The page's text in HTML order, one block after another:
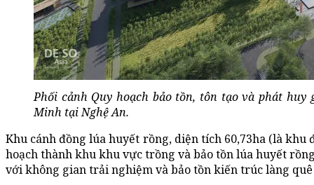
Phối cảnh Quy hoạch bảo tồn, tôn tạo và phát
Minh tại Nghệ An.
Khu cánh đồng lúa huyết rồng, diện tích 60,73ha (là
hoạch thành khu khu vực trồng và bảo tồn lúa huyết
với không gian trải nghiệm và bảo tồn kiến trúc làng